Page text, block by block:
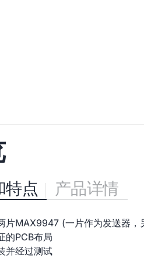
特点 产品详情
片MAX9947 (一片作为发送器，
的PCB布局
并经过测试